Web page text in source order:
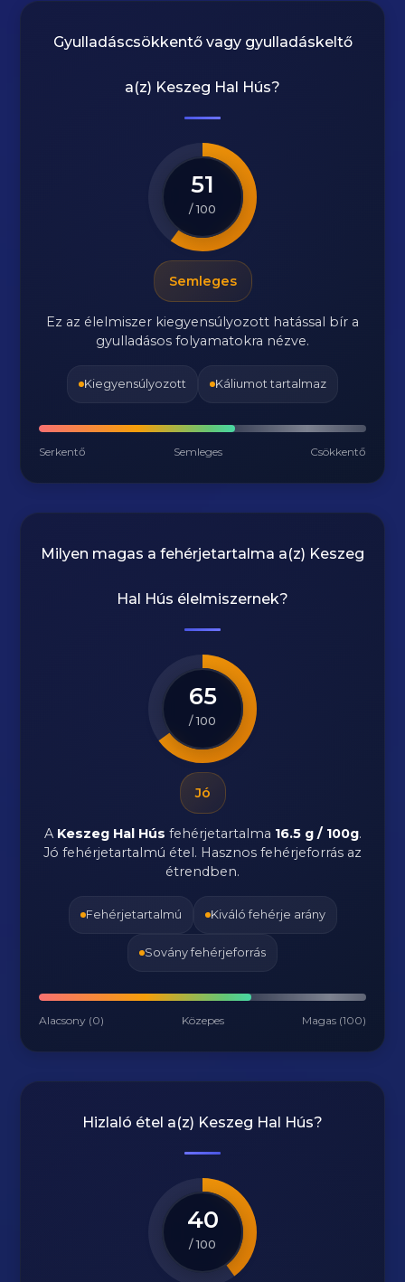
Gyulladáscsökkentő vagy gyulladáskeltő
a(z) Keszeg Hal Hús?
51
/ 100
Semleges
Ez az élelmiszer kiegyensúlyozott hatással bír a
gyulladásos folyamatokra nézve.
Kiegyensúlyozott Káliumot tartalmaz
Serkentő Semleges Csökkentő
Milyen magas a fehérjetartalma a(z) Keszeg
Hal Hús élelmiszernek?
65
/ 100
Jó
A Keszeg Hal Hús fehérjetartalma 16.5 g / 100g.
Jó fehérjetartalmú étel. Hasznos fehérjeforrás az
étrendben.
Fehérjetartalmú Kiváló fehérje arány
Sovány fehérjeforrás
Alacsony (0) Közepes Magas (100)
Hizlaló étel a(z) Keszeg Hal Hús?
40
/ 100